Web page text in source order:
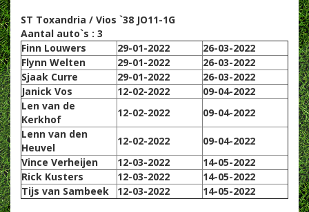
ST Toxandria / Vios `38 JO11-1G
Aantal auto`s : 3
Finn Louwers
29-01-2022
26-03-2022
Flynn Welten
29-01-2022
26-03-2022
Sjaak Curre
29-01-2022
26-03-2022
Janick Vos
12-02-2022
09-04-2022
Len van de
Kerkhof
12-02-2022
09-04-2022
Lenn van den
Heuvel
12-02-2022
09-04-2022
Vince Verheijen
12-03-2022
14-05-2022
Rick Kusters
12-03-2022
14-05-2022
Tijs van Sambeek
12-03-2022 14-05-2022